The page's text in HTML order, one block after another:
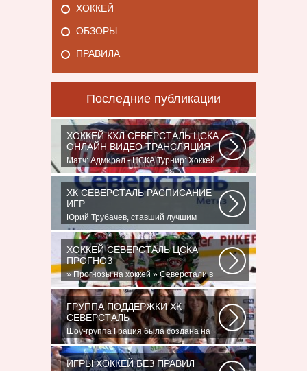
ХОККЕЙ
ОБЗОРЫ
ПРАВИЛА
Последние публикации
ХОККЕЙ КХЛ СЕВЕРСТАЛЬ ЦСКА
ОНЛАЙН ВИДЕО ТРАНСЛЯЦИЯ
Матч: Адмирал - ЦСКА Турнир: Хоккей.
Чемпионат КХЛНачало матча: 10:00
МСК...
ХК СЕВЕРСТАЛЬ РАСПИСАНИЕ
ИГР
Юрий Трубачев, ставший лучшим
игроком в составе 28 ноября, 02:52
Команде...
ХОККЕЙ СЕВЕРСТАЛЬ ЦСКА
ПРОГНОЗ
» Прогнозы на хоккей » Северстали в
последнее время крупно не везет.
Коллектив...
ГРУППА ПОДДЕРЖКИ ХК
СЕВЕРСТАЛЬ
Шоу-группа Грация была создана на
базе ярославского шейпинг-центра
для...
ИГРЫ ХОККЕЙ БЕЗ ПРАВИЛ